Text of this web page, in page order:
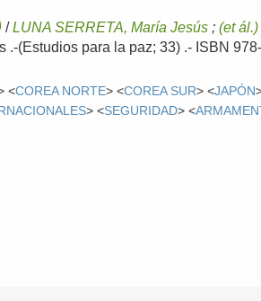
/LUNA SERRETA, María Jesús ;(et ál.)
.-(Estudios para la paz; 33) .- ISBN
<COREA NORTE> <COREA SUR> <JAPÓN
> <SEGURIDAD> <